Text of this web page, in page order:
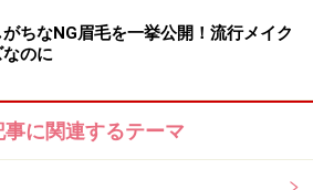
ちなNG眉毛を一挙公開！流行メイク
のに
事に関連するテーマ